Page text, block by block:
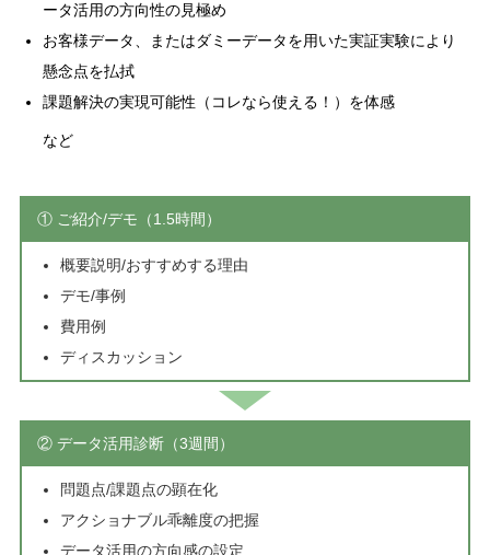
ータ活用の方向性の見極め
お客様データ、またはダミーデータを用いた実証実験により
懸念点を払拭
課題解決の実現可能性（コレなら使える！）を体感
など
① ご紹介/デモ（1.5時間）
概要説明/おすすめする理由
デモ/事例
費用例
ディスカッション
② データ活用診断（3週間）
問題点/課題点の顕在化
アクショナブル乖離度の把握
データ活用の方向感の設定